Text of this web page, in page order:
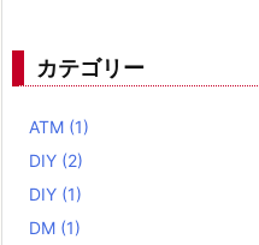
カテゴリー
ATM (1)
DIY (2)
DIY (1)
DM (1)